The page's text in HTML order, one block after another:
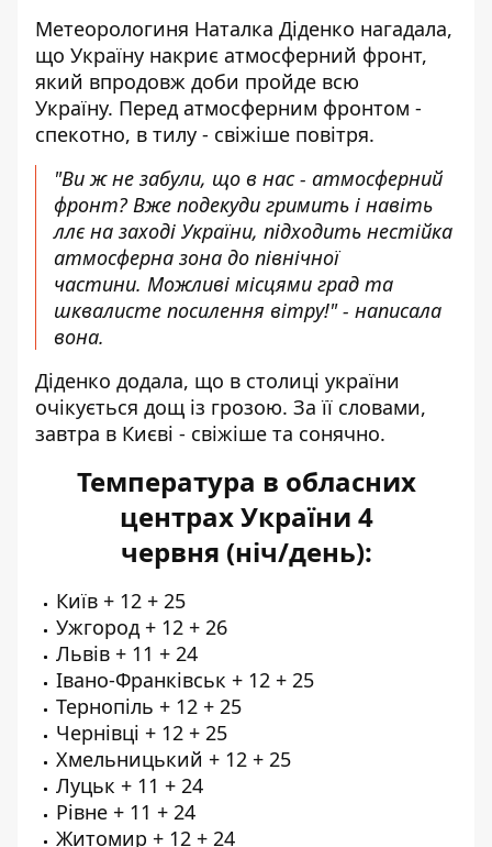
Метеорологиня Наталка Діденко нагадала,
що Україну накриє атмосферний фронт,
який впродовж доби пройде всю
Україну. Перед атмосферним фронтом -
спекотно, в тилу - свіжіше повітря.
"Ви ж не забули, що в нас - атмосферний
фронт? Вже подекуди гримить і навіть
ллє на заході України, підходить нестійка
атмосферна зона до північної
частини. Можливі місцями град та
шквалисте посилення вітру!" - написала
вона.
Діденко додала, що в столиці україни
очікується дощ із грозою. За її словами,
завтра в Києві - свіжіше та сонячно.
Температура в обласних
центрах України 4
червня (ніч/день):
Київ + 12 + 25
Ужгород + 12 + 26
Львів + 11 + 24
Івано-Франківськ + 12 + 25
Тернопіль + 12 + 25
Чернівці + 12 + 25
Хмельницький + 12 + 25
Луцьк + 11 + 24
Рівне + 11 + 24
Житомир + 12 + 24